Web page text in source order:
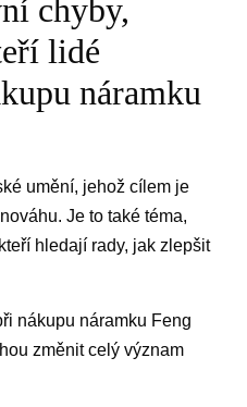
chyby,
lidé
náramku
umění, jehož cílem je
Je to také téma,
hledají rady, jak zlepšit
nákupu náramku Feng
změnit celý význam